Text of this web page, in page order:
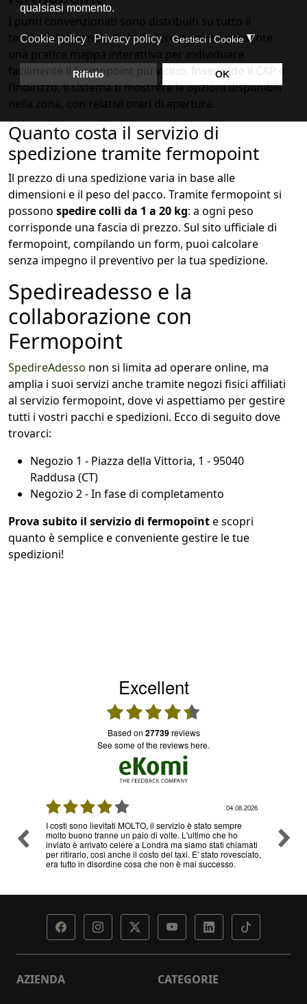
I punti convenzionati sono distribuiti su tutto il
territorio nazionale. Sul sito fermopoint è presente
una pratica mappa interattiva per individuare
facilmente il fermopoint più vicino. Inserendo il CAP o
l’indirizzo, il sistema ti mostrerà le opzioni disponibili
nella zona, con relativi orari di apertura.
Quanto costa il servizio di
spedizione tramite fermopoint
Il prezzo di una spedizione varia in base alle
dimensioni e il peso del pacco. Tramite fermopoint si
possono spedire colli da 1 a 20 kg: a ogni peso
corrisponde una fascia di prezzo. Sul sito ufficiale di
fermopoint, compilando un form, puoi calcolare
senza impegno il preventivo per la tua spedizione.
Spedireadesso e la
collaborazione con
Fermopoint
SpedireAdesso non si limita ad operare online, ma
amplia i suoi servizi anche tramite negozi fisici affiliati
al servizio fermopoint, dove vi aspettiamo per gestire
tutti i vostri pacchi e spedizioni. Ecco di seguito dove
trovarci:
Negozio 1 - Piazza della Vittoria, 1 - 95040
Raddusa (CT)
Negozio 2 - In fase di completamento
Prova subito il servizio di fermopointe scopri
quanto è semplice e conveniente gestire le tue
spedizioni!
Excellent
based on 27739reviews
see some of the reviews here.
04.08.2026
I costi sono lievitati MOLTO, il servizio è stato sempre
molto buono tranne un paio di volte. L'ultimo che ho
inviato è arrivato celere a Londra ma siamo stati chiamati
per ritirarlo, così anche il costo del taxi. E' stato rovesciato,
era tutto in disordine cosa che non è mai successo.
problema ,
servizio
AZIENDA CATEGORIE